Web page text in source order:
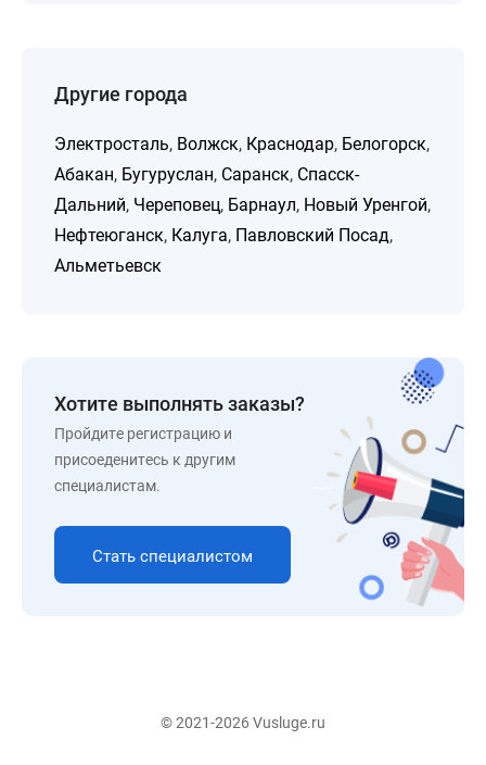
Другие города
Электросталь, Волжск, Краснодар, Белогорск,
Абакан, Бугуруслан, Саранск, Спасск-
Дальний, Череповец, Барнаул, Новый Уренгой,
Нефтеюганск, Калуга, Павловский Посад,
Альметьевск
Хотите выполнять заказы?
Пройдите регистрацию и
присоеденитесь к другим
специалистам.
Стать специалистом
© 2021-2026 Vusluge.ru